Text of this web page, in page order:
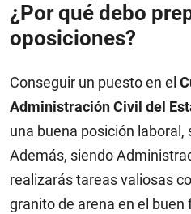
¿Por qué debo
oposiciones?
Conseguir un puesto en el
Administración Civil del
una buena posición
Además, siendo
realizarás tareas valiosas
granito de arena en el buen